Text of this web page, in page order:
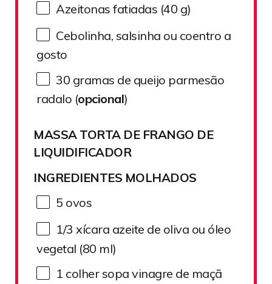
Azeitonas fatiadas (40 g)
Cebolinha, salsinha ou coentro a
gosto
30 gramas de queijo parmesão
radalo (opcional)
MASSA TORTA DE FRANGO DE
LIQUIDIFICADOR
INGREDIENTES MOLHADOS
5 ovos
1/3 xícara azeite de oliva ou óleo
vegetal (80 ml)
1 colher sopa vinagre de maçã